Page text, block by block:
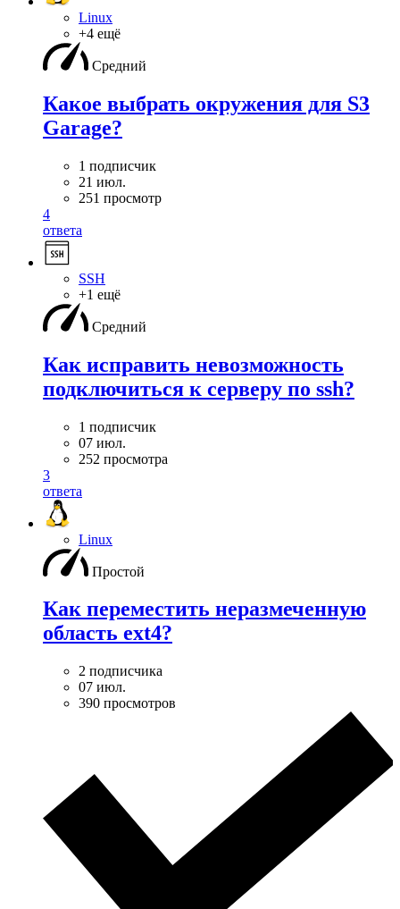
Linux
+4 ещё
Средний
Какое выбрать окружения для S3
Garage?
1 подписчик
21 июл.
251 просмотр
4
ответа
SSH
+1 ещё
Средний
Как исправить невозможность
подключиться к серверу по ssh?
1 подписчик
07 июл.
252 просмотра
3
ответа
Linux
Простой
Как переместить неразмеченную
область ext4?
2 подписчика
07 июл.
390 просмотров